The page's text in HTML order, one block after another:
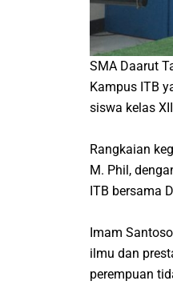
SMA Daarut
Kampus ITB
siswa kelas
Rangkaian
M. Phil,
ITB bersama
Imam
ilmu dan
perempuan